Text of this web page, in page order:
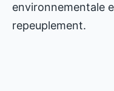
environnementale
repeuplement.